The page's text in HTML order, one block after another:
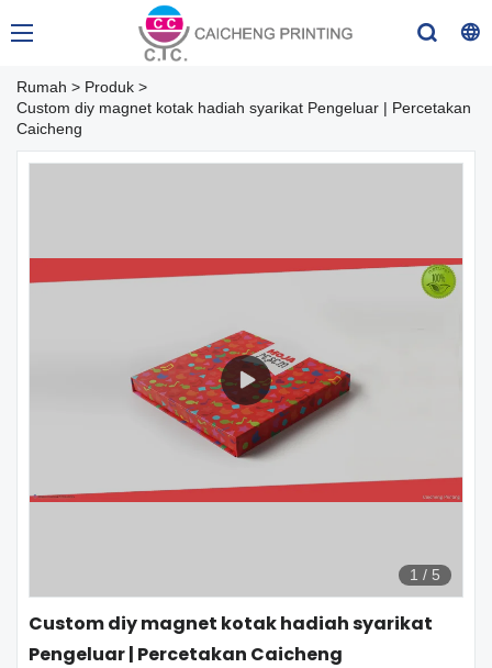
Rumah > Produk >
Custom diy magnet kotak hadiah syarikat Pengeluar | Percetakan
Caicheng
1 / 5
Custom diy magnet kotak hadiah syarikat
Pengeluar | Percetakan Caicheng